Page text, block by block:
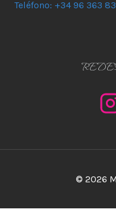
Teléfono: +34 96 363
© 2026